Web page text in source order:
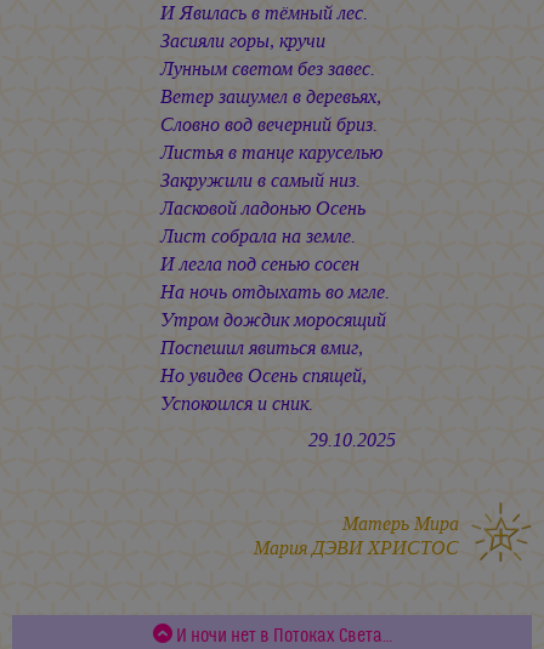
И Явилась в тёмный лес.
Засияли горы, кручи
Лунным светом без завес.
Ветер зашумел в деревьях,
Словно вод вечерний бриз.
Листья в танце каруселью
Закружили в самый низ.
Ласковой ладонью Осень
Лист собрала на земле.
И легла под сенью сосен
На ночь отдыхать во мгле.
Утром дождик моросящий
Поспешил явиться вмиг,
Но увидев Осень спящей,
Успокоился и сник.
29.10.2025
Матерь Мира
Мария ДЭВИ ХРИСТОС
И ночи нет в Потоках Света…